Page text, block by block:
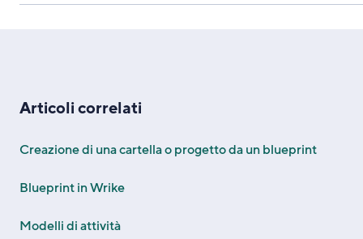
Articoli correlati
Creazione di una cartella o progetto da un blueprint
Blueprint in Wrike
Modelli di attività